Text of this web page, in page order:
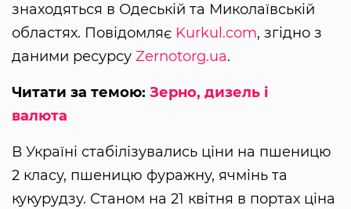
знаходяться в Одеській та Миколаївській
областях. Повідомляє Kurkul.com, згідно з
даними ресурсу Zernotorg.ua.
Читати за темою: Зерно, дизель і
валюта
В Україні стабілізувались ціни на пшеницю
2 класу, пшеницю фуражну, ячмінь та
кукурудзу. Станом на 21 квітня в портах ціна